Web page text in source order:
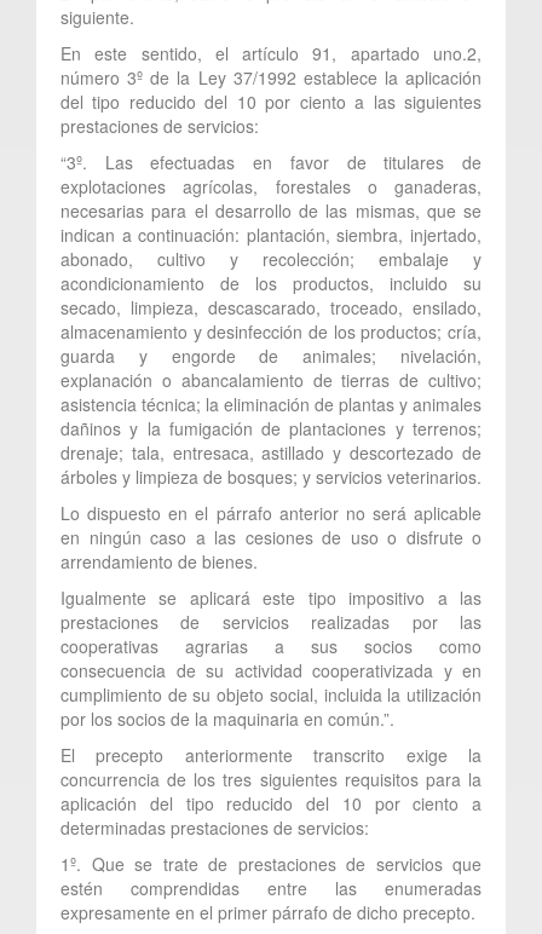
siguiente.
En este sentido, el artículo 91, apartado uno.2,
número 3º de la Ley 37/1992 establece la aplicación
del tipo reducido del 10 por ciento a las siguientes
prestaciones de servicios:
“3º. Las efectuadas en favor de titulares de
explotaciones agrícolas, forestales o ganaderas,
necesarias para el desarrollo de las mismas, que se
indican a continuación: plantación, siembra, injertado,
abonado, cultivo y recolección; embalaje y
acondicionamiento de los productos, incluido su
secado, limpieza, descascarado, troceado, ensilado,
almacenamiento y desinfección de los productos; cría,
guarda y engorde de animales; nivelación,
explanación o abancalamiento de tierras de cultivo;
asistencia técnica; la eliminación de plantas y animales
dañinos y la fumigación de plantaciones y terrenos;
drenaje; tala, entresaca, astillado y descortezado de
árboles y limpieza de bosques; y servicios veterinarios.
Lo dispuesto en el párrafo anterior no será aplicable
en ningún caso a las cesiones de uso o disfrute o
arrendamiento de bienes.
Igualmente se aplicará este tipo impositivo a las
prestaciones de servicios realizadas por las
cooperativas agrarias a sus socios como
consecuencia de su actividad cooperativizada y en
cumplimiento de su objeto social, incluida la utilización
por los socios de la maquinaria en común.”.
El precepto anteriormente transcrito exige la
concurrencia de los tres siguientes requisitos para la
aplicación del tipo reducido del 10 por ciento a
determinadas prestaciones de servicios:
1º. Que se trate de prestaciones de servicios que
estén comprendidas entre las enumeradas
expresamente en el primer párrafo de dicho precepto.